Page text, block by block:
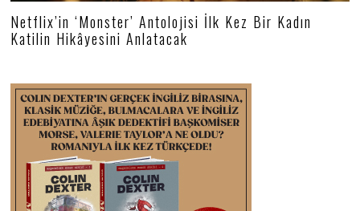
Netflix’in ‘Monster’ Antolojisi İlk Kez Bir Kadın
Katilin Hikâyesini Anlatacak